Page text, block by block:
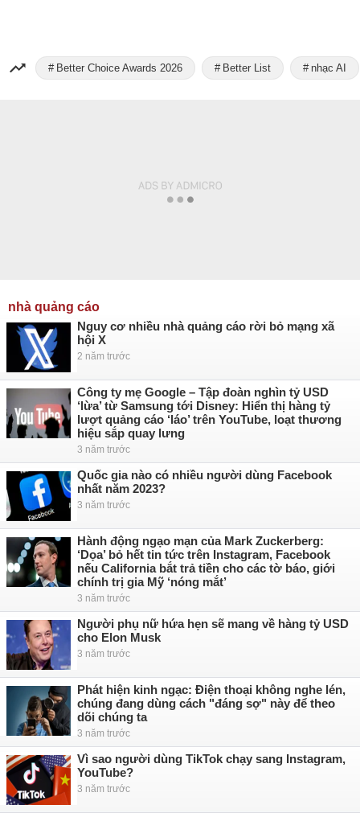
Better Choice Awards 2026 Better List nhạc AI
nhà quảng cáo
Nguy cơ nhiều nhà quảng cáo rời bỏ mạng xã
hội X
2 năm trước
Công ty mẹ Google – Tập đoàn nghìn tỷ USD
‘lừa’ từ Samsung tới Disney: Hiển thị hàng tỷ
lượt quảng cáo ‘láo’ trên YouTube, loạt thương
hiệu sắp quay lưng
3 năm trước
Quốc gia nào có nhiều người dùng Facebook
nhất năm 2023?
3 năm trước
Hành động ngạo mạn của Mark Zuckerberg:
‘Dọa’ bỏ hết tin tức trên Instagram, Facebook
nếu California bắt trả tiền cho các tờ báo, giới
chính trị gia Mỹ ‘nóng mắt’
3 năm trước
Người phụ nữ hứa hẹn sẽ mang về hàng tỷ USD
cho Elon Musk
3 năm trước
Phát hiện kinh ngạc: Điện thoại không nghe lén,
chúng đang dùng cách "đáng sợ" này để theo
dõi chúng ta
3 năm trước
Vì sao người dùng TikTok chạy sang Instagram,
YouTube?
3 năm trước